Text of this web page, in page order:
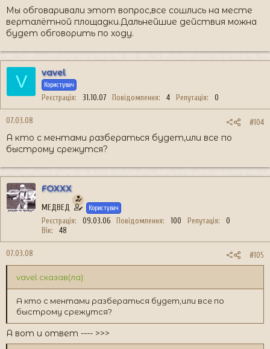
Мы обговаривали этот вопрос,все сошлись на месте
верталётной площадки.Дальнейшие действия можна
будет обговорить по ходу.
V vavel
Користувач
Реєстрація 31.10.07 Повідомлення 4 Репутація 0
07.03.08 #104
А кто с ментами разбераться будет,или все по
быстрому срежутся?
FOXXX
МЕДВЕД Користувач
Реєстрація 09.03.06 Повідомлення 100 Репутація
0
Вік
48
07.03.08 #105
vavel сказав(ла):
А кто с ментами разбераться будет,или все по
быстрому срежутся?
А вот и ответ ---- >>>